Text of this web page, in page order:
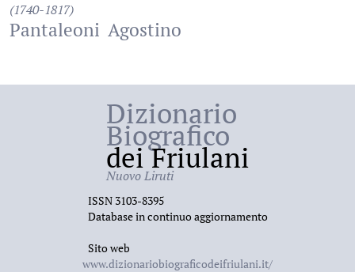
(1740-1817)
Pantaleoni Agostino
Dizionario
Biografico
dei Friulani
Nuovo Liruti
ISSN 3103-8395
Database in continuo aggiornamento
Sito web
www.dizionariobiograficodeifriulani.it/